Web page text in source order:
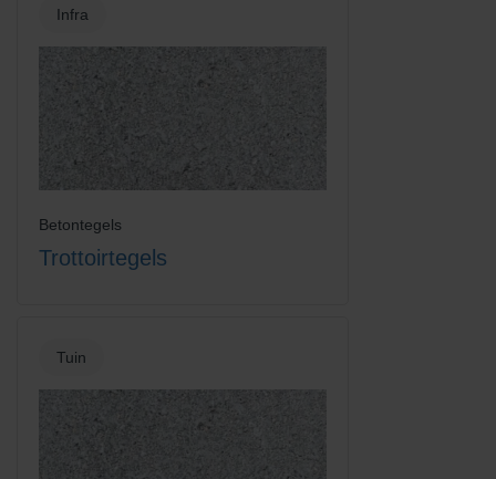
Infra
Betontegels
Trottoirtegels
Tuin